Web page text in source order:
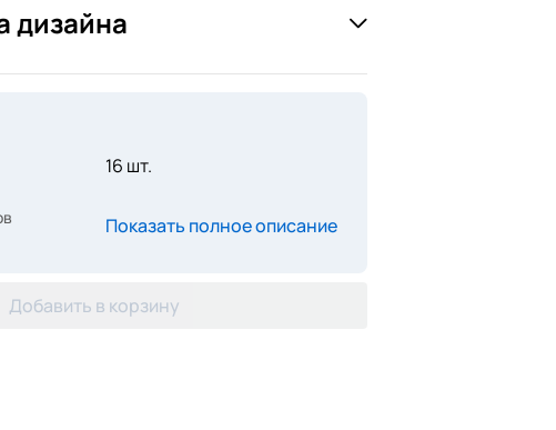
дизайна
16 шт.
Показать полное описание
Добавить в корзину